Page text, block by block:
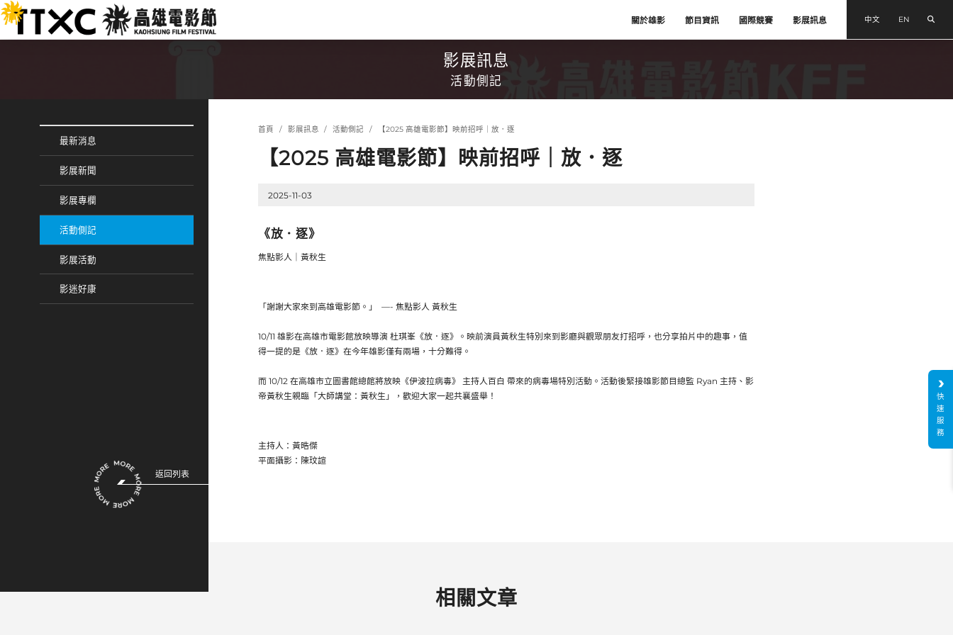
跳
到
主
:::
關於雄影 節目資訊 國際競賽 影展訊息 中文 EN
影展訊息
活動側記
最新消息
影展新聞
影展專欄
活動側記
影展活動
影迷好康
首頁 影展訊息 活動側記 【2025 高雄電影節】映前招呼｜放．逐
【2025 高雄電影節】映前招呼｜放．逐
2025-11-03
《放．逐》
焦點影人｜黃秋生
「謝謝大家來到高雄電影節。」 ​ —- 焦點影人 黃秋生
10/11 雄影在高雄市電影館放映導演 杜琪峯《放．逐》。映前演員黃秋生特別來到影廳與觀眾朋友打招呼，也分享拍片中的趣事，值
得一提的是《放．逐》在今年雄影僅有兩場，十分難得。
而 10/12 在高雄市立圖書館總館將放映《伊波拉病毒》 主持人百白 帶來的病毒場特別活動。活動後緊接雄影節目總監 Ryan 主持、影
帝黃秋生親臨「大師講堂：黃秋生」，歡迎大家一起共襄盛舉！
主持人：黃晧傑
平面攝影：陳玟諠
返回列表
相關文章
快
速
服
務